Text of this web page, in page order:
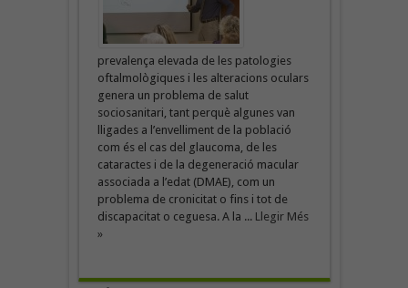
prevalença elevada de les patologies
oftalmològiques i les alteracions oculars
genera un problema de salut
sociosanitari, tant perquè algunes van
lligades a l’envelliment de la població
com és el cas del glaucoma, de les
cataractes i de la degeneració macular
associada a l’edat (DMAE), com un
problema de cronicitat o fins i tot de
discapacitat o ceguesa. A la ... Llegir Més
»